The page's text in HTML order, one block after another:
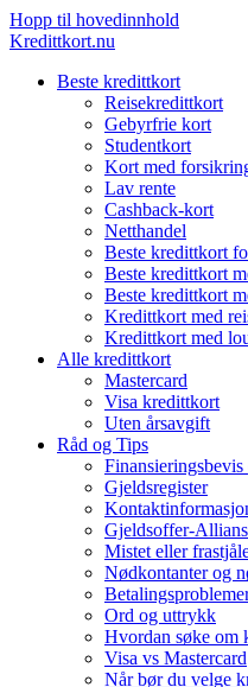
Hopp til hovedinnhold
Kredittkort.nu
Beste kredittkort
Reisekredittkort
Gebyrfrie kort
Studentkort
Kort med
Lav rente
Cashback-kort
Netthandel
Beste kredittkort
Beste kredittkort
Beste kredittkort
Kredittkort med
Kredittkort med
Alle kredittkort
Mastercard
Visa kredittkort
Uten årsavgift
Råd og Tips
Gjeldsregister
Gjeldsoffer-
Mistet eller
Nødkontanter og
Ord og uttrykk
Hvordan søke om
Visa vs Mastercard
Når bør du velge